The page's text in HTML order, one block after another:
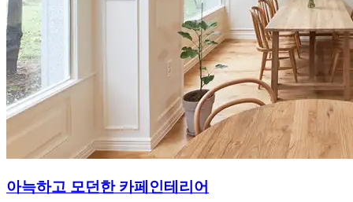
아늑하고 모던한 카페인테리어